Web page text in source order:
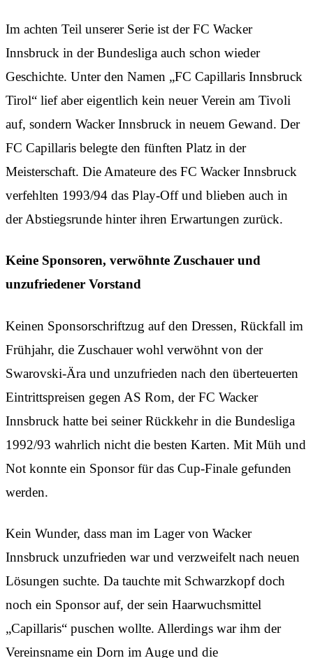
Im achten Teil unserer Serie ist der FC Wacker
Innsbruck in der Bundesliga auch schon wieder
Geschichte. Unter den Namen „FC Capillaris Innsbruck
Tirol“ lief aber eigentlich kein neuer Verein am Tivoli
auf, sondern Wacker Innsbruck in neuem Gewand. Der
FC Capillaris belegte den fünften Platz in der
Meisterschaft. Die Amateure des FC Wacker Innsbruck
verfehlten 1993/94 das Play-Off und blieben auch in
der Abstiegsrunde hinter ihren Erwartungen zurück.
Keine Sponsoren, verwöhnte Zuschauer und
unzufriedener Vorstand
Keinen Sponsorschriftzug auf den Dressen, Rückfall im
Frühjahr, die Zuschauer wohl verwöhnt von der
Swarovski-Ära und unzufrieden nach den überteuerten
Eintrittspreisen gegen AS Rom, der FC Wacker
Innsbruck hatte bei seiner Rückkehr in die Bundesliga
1992/93 wahrlich nicht die besten Karten. Mit Müh und
Not konnte ein Sponsor für das Cup-Finale gefunden
werden.
Kein Wunder, dass man im Lager von Wacker
Innsbruck unzufrieden war und verzweifelt nach neuen
Lösungen suchte. Da tauchte mit Schwarzkopf doch
noch ein Sponsor auf, der sein Haarwuchsmittel
„Capillaris“ puschen wollte. Allerdings war ihm der
Vereinsname ein Dorn im Auge und die